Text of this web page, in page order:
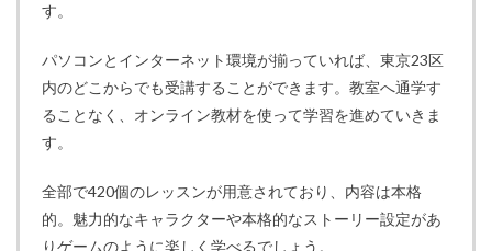
す。
パソコンとインターネット環境が揃っていれば、東京23区
内のどこからでも受講することができます。教室へ通学す
ることなく、オンライン教材を使って学習を進めていきま
す。
全部で420個のレッスンが用意されており、内容は本格
的。魅力的なキャラクターや本格的なストーリー設定があ
りゲームのように楽しく学べるでしょう。